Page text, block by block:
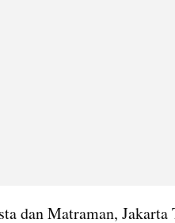
dan Matraman, Jakarta